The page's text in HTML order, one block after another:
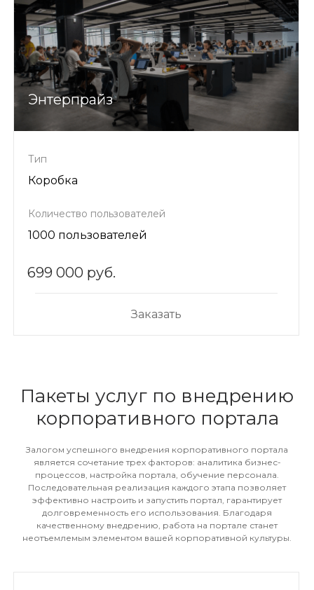
Энтерпрайз
Тип
Коробка
Количество пользователей
1000 пользователей
699 000 руб.
Заказать
Пакеты услуг по внедрению
корпоративного портала
Залогом успешного внедрения корпоративного портала
является сочетание трех факторов: аналитика бизнес-
процессов, настройка портала, обучение персонала.
Последовательная реализация каждого этапа позволяет
эффективно настроить и запустить портал, гарантирует
долговременность его использования. Благодаря
качественному внедрению, работа на портале станет
неотъемлемым элементом вашей корпоративной культуры.